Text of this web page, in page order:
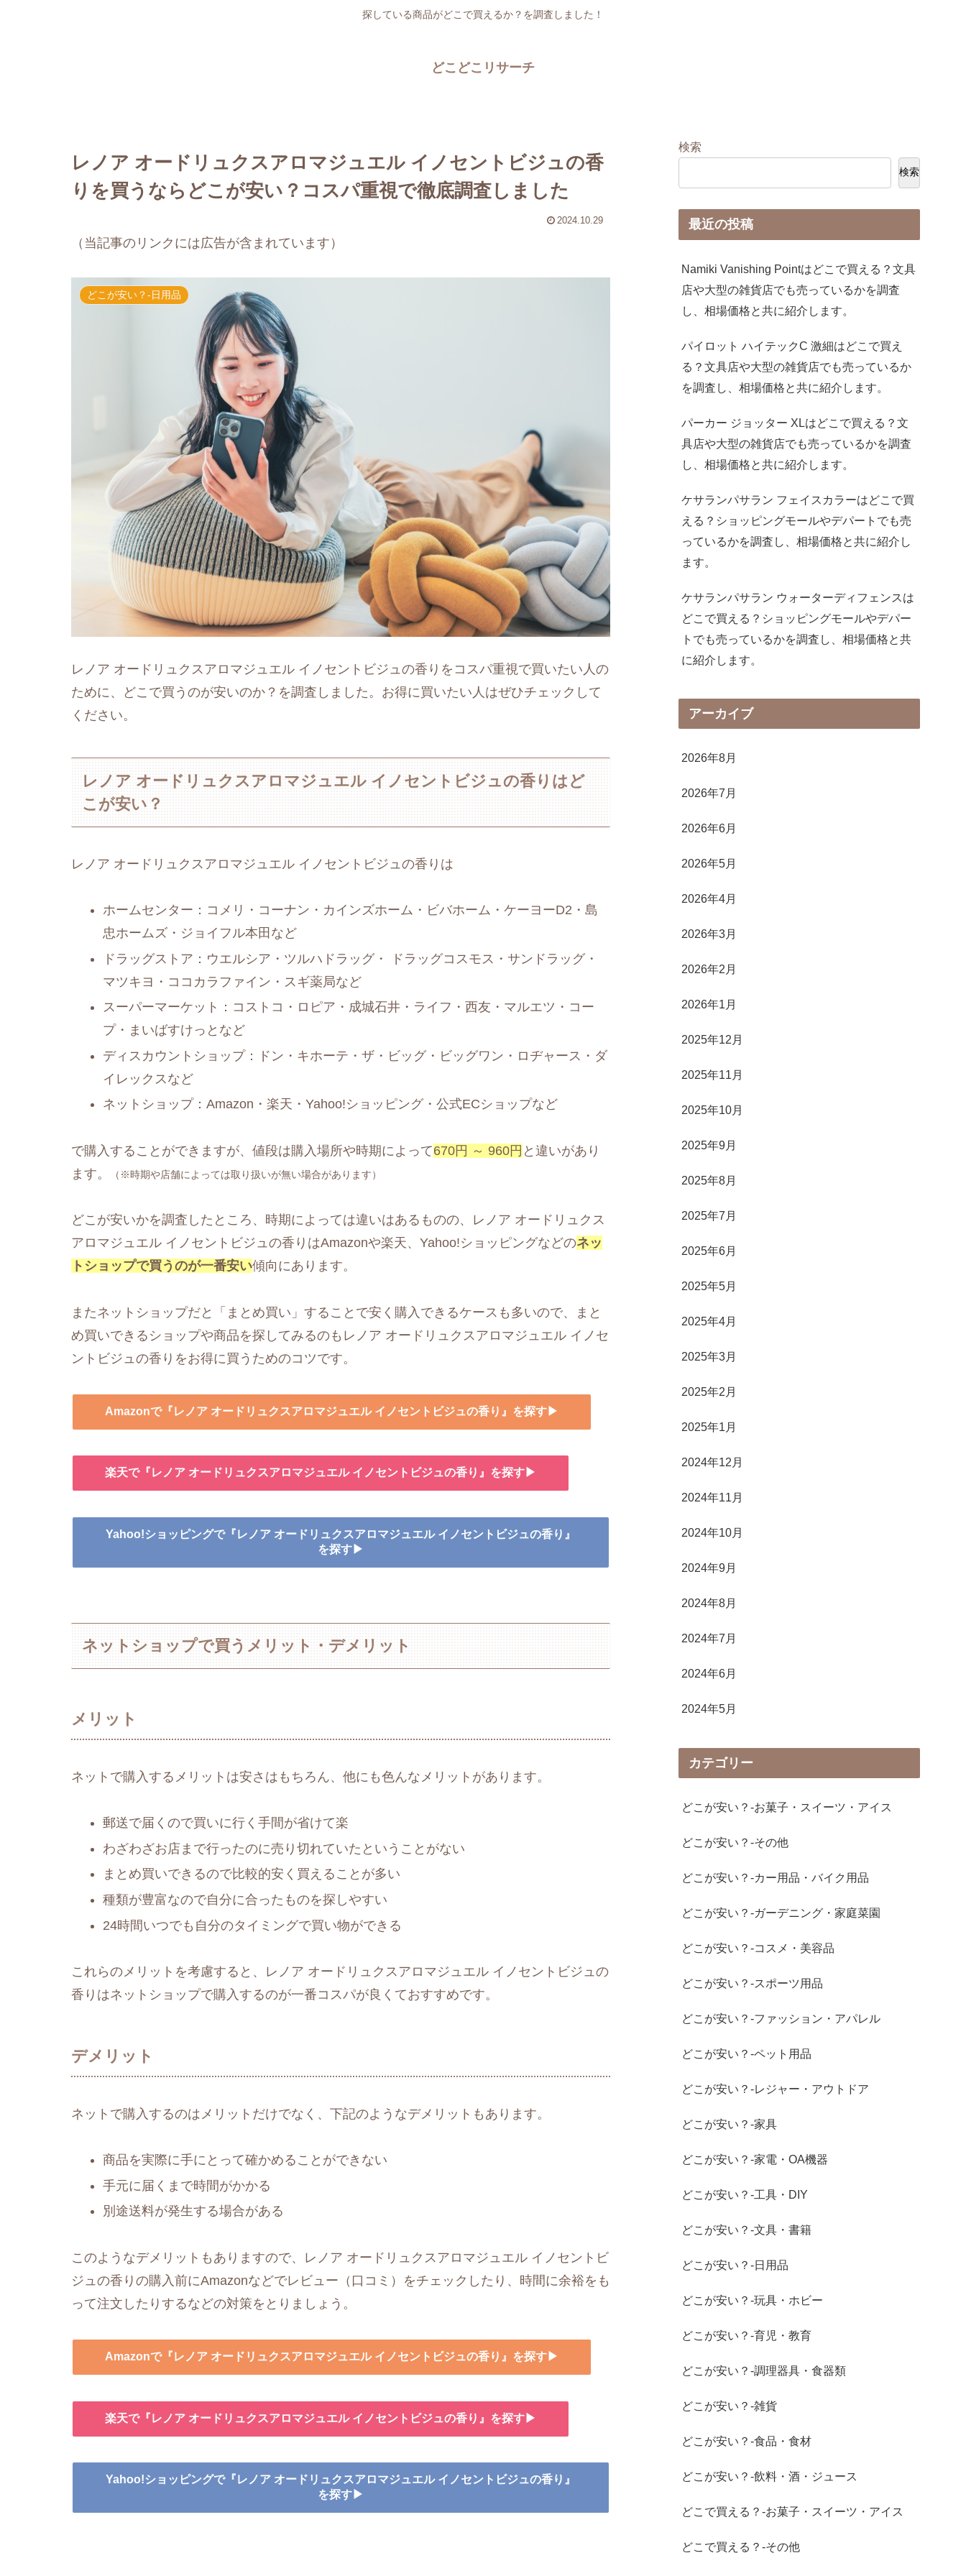
探している商品がどこで買えるか？を調査しました！
どこどこリサーチ
レノア オードリュクスアロマジュエル イノセントビジュの香
りを買うならどこが安い？コスパ重視で徹底調査しました
2024.10.29
（当記事のリンクには広告が含まれています）
どこが安い？-日用品
レノア オードリュクスアロマジュエル イノセントビジュの香りをコスパ重視で買いたい人の
ために、どこで買うのが安いのか？を調査しました。お得に買いたい人はぜひチェックして
ください。
レノア オードリュクスアロマジュエル イノセントビジュの香りはど
こが安い？
レノア オードリュクスアロマジュエル イノセントビジュの香りは
ホームセンター：コメリ・コーナン・カインズホーム・ビバホーム・ケーヨーD2・島
忠ホームズ・ジョイフル本田など
ドラッグストア：ウエルシア・ツルハドラッグ・ ドラッグコスモス・サンドラッグ・
マツキヨ・ココカラファイン・スギ薬局など
スーパーマーケット：コストコ・ロピア・成城石井・ライフ・西友・マルエツ・コー
プ・まいばすけっとなど
ディスカウントショップ：ドン・キホーテ・ザ・ビッグ・ビッグワン・ロヂャース・ダ
イレックスなど
ネットショップ：Amazon・楽天・Yahoo!ショッピング・公式ECショップなど
で購入することができますが、値段は購入場所や時期によって670円 ～ 960円 と違いがあり
ます。
（※時期や店舗によっては取り扱いが無い場合があります）
どこが安いかを調査したところ、時期によっては違いはあるものの、レノア オードリュクス
アロマジュエル イノセントビジュの香りはAmazonや楽天、Yahoo!ショッピングなどのネッ
トショップで買うのが一番安い傾向にあります。
またネットショップだと「まとめ買い」することで安く購入できるケースも多いので、まと
め買いできるショップや商品を探してみるのもレノア オードリュクスアロマジュエル イノセ
ントビジュの香りをお得に買うためのコツです。
Amazonで『レノア オードリュクスアロマジュエル イノセントビジュの香り』を探す▶
楽天で『レノア オードリュクスアロマジュエル イノセントビジュの香り』を探す▶
Yahoo!ショッピングで『レノア オードリュクスアロマジュエル イノセントビジュの香り』
を探す▶
ネットショップで買うメリット・デメリット
メリット
ネットで購入するメリットは安さはもちろん、他にも色んなメリットがあります。
郵送で届くので買いに行く手間が省けて楽
わざわざお店まで行ったのに売り切れていたということがない
まとめ買いできるので比較的安く買えることが多い
種類が豊富なので自分に合ったものを探しやすい
24時間いつでも自分のタイミングで買い物ができる
これらのメリットを考慮すると、レノア オードリュクスアロマジュエル イノセントビジュの
香りはネットショップで購入するのが一番コスパが良くておすすめです。
デメリット
ネットで購入するのはメリットだけでなく、下記のようなデメリットもあります。
商品を実際に手にとって確かめることができない
手元に届くまで時間がかかる
別途送料が発生する場合がある
このようなデメリットもありますので、レノア オードリュクスアロマジュエル イノセントビ
ジュの香りの購入前にAmazonなどでレビュー（口コミ）をチェックしたり、時間に余裕をも
って注文したりするなどの対策をとりましょう。
Amazonで『レノア オードリュクスアロマジュエル イノセントビジュの香り』を探す▶
楽天で『レノア オードリュクスアロマジュエル イノセントビジュの香り』を探す▶
Yahoo!ショッピングで『レノア オードリュクスアロマジュエル イノセントビジュの香り』
を探す▶
検索
検索
最近の投稿
Namiki Vanishing Pointはどこで買える？文具
店や大型の雑貨店でも売っているかを調査
し、相場価格と共に紹介します。
パイロット ハイテックC 激細はどこで買え
る？文具店や大型の雑貨店でも売っているか
を調査し、相場価格と共に紹介します。
パーカー ジョッター XLはどこで買える？文
具店や大型の雑貨店でも売っているかを調査
し、相場価格と共に紹介します。
ケサランパサラン フェイスカラーはどこで買
える？ショッピングモールやデパートでも売
っているかを調査し、相場価格と共に紹介し
ます。
ケサランパサラン ウォーターディフェンスは
どこで買える？ショッピングモールやデパー
トでも売っているかを調査し、相場価格と共
に紹介します。
アーカイブ
2026年8月
2026年7月
2026年6月
2026年5月
2026年4月
2026年3月
2026年2月
2026年1月
2025年12月
2025年11月
2025年10月
2025年9月
2025年8月
2025年7月
2025年6月
2025年5月
2025年4月
2025年3月
2025年2月
2025年1月
2024年12月
2024年11月
2024年10月
2024年9月
2024年8月
2024年7月
2024年6月
2024年5月
カテゴリー
どこが安い？-お菓子・スイーツ・アイス
どこが安い？-その他
どこが安い？-カー用品・バイク用品
どこが安い？-ガーデニング・家庭菜園
どこが安い？-コスメ・美容品
どこが安い？-スポーツ用品
どこが安い？-ファッション・アパレル
どこが安い？-ペット用品
どこが安い？-レジャー・アウトドア
どこが安い？-家具
どこが安い？-家電・OA機器
どこが安い？-工具・DIY
どこが安い？-文具・書籍
どこが安い？-日用品
どこが安い？-玩具・ホビー
どこが安い？-育児・教育
どこが安い？-調理器具・食器類
どこが安い？-雑貨
どこが安い？-食品・食材
どこが安い？-飲料・酒・ジュース
どこで買える？-お菓子・スイーツ・アイス
どこで買える？-その他